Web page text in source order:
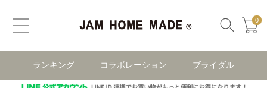
0
ランキング コラボレーション ブライダル